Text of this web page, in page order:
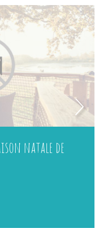
natale de